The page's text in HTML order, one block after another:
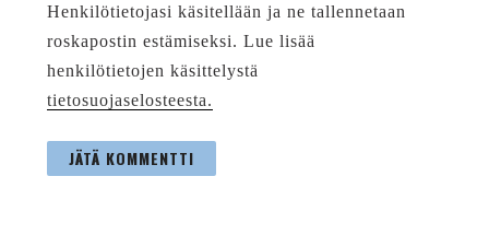
Henkilötietojasi käsitellään ja ne tallennetaan
roskapostin estämiseksi. Lue lisää
henkilötietojen käsittelystä
tietosuojaselosteesta.